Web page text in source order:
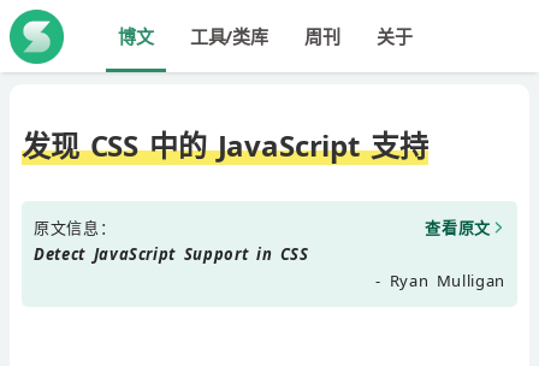
博文 工具/类库 周刊 关于
发现 CSS 中的 JavaScript 支持
原文信息：
查看原文
Detect JavaScript Support in CSS
- Ryan Mulligan